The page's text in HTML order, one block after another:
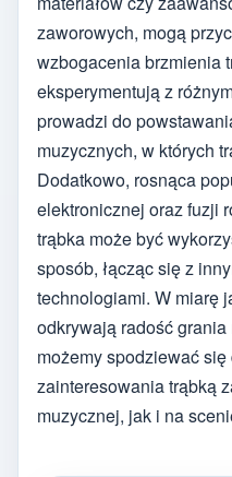
zaworowych, mogą
wzbogacenia brzmienia
eksperymentują z
prowadzi do
muzycznych, w których
Dodatkowo, rosnąca
elektronicznej oraz fuzji
trąbka może być
sposób, łącząc się z
technologiami. W miarę
odkrywają radość
możemy spodziewać
zainteresowania trąbką
muzycznej, jak i na